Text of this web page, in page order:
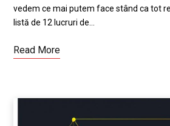
vedem ce mai putem face stând ca tot
listă de 12 lucruri de…
Read More